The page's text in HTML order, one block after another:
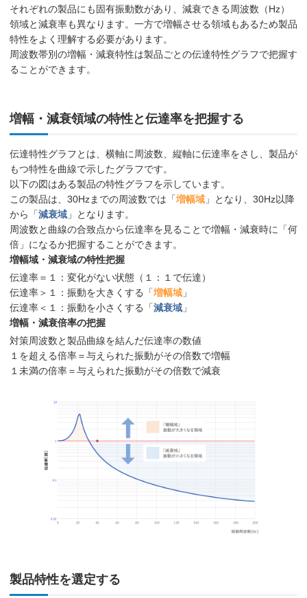
それぞれの製品にも固有振動数があり、減衰できる周波数（Hz）
領域と減衰率も異なります。一方で増幅させる領域もあるため製品
特性をよく理解する必要があります。
周波数帯別の増幅・減衰特性は製品ごとの伝達特性グラフで把握す
ることができます。
増幅・減衰領域の特性と伝達率を把握する
伝達特性グラフとは、横軸に周波数、縦軸に伝達率をさし、製品が
もつ特性を曲線で示したグラフです。
以下の図はある製品の特性グラフを示しています。
この製品は、30Hzまでの周波数では「増幅域 」となり、30Hz以降
から「減衰域 」となります。
周波数と曲線の合致点から伝達率を見ることで増幅・減衰時に「何
倍」になるか把握することができます。
増幅域・減衰域の特性把握
伝達率＝１：変化がない状態（１：１で伝達）
伝達率＞１：振動を大きくする「増幅域 」
伝達率＜１：振動を小さくする「減衰域 」
増幅・減衰倍率の把握
対策周波数と製品曲線を結んだ伝達率の数値
１を超える倍率＝与えられた振動がその倍数で増幅
１未満の倍率＝与えられた振動がその倍数で減衰
製品特性を選定する